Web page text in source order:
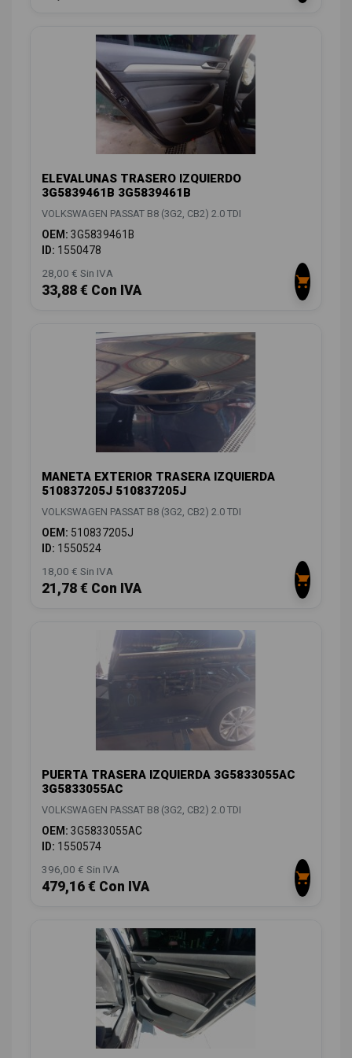
ELEVALUNAS TRASERO IZQUIERDO
3G5839461B 3G5839461B
VOLKSWAGEN PASSAT B8 (3G2, CB2) 2.0 TDI
OEM: 3G5839461B
ID: 1550478
28,00 € Sin IVA
33,88 € Con IVA
MANETA EXTERIOR TRASERA IZQUIERDA
510837205J 510837205J
VOLKSWAGEN PASSAT B8 (3G2, CB2) 2.0 TDI
OEM: 510837205J
ID: 1550524
18,00 € Sin IVA
21,78 € Con IVA
PUERTA TRASERA IZQUIERDA 3G5833055AC
3G5833055AC
VOLKSWAGEN PASSAT B8 (3G2, CB2) 2.0 TDI
OEM: 3G5833055AC
ID: 1550574
396,00 € Sin IVA
479,16 € Con IVA